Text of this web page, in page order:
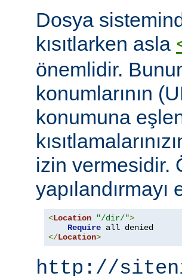
Dosya
kısıtlarken asla
önemlidir.
konumlarının
konumuna
izin vermesidir.
yapılandırmayı
<Location "/dir/">
Require
</Location>
http://